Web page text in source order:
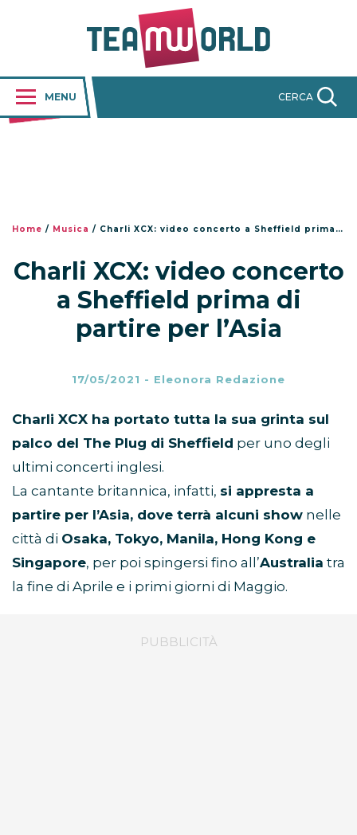
MENU CERCA
Home / Musica / Charli XCX: video concerto a Sheffield prima di partire per l’Asia
Charli XCX: video concerto
a Sheffield prima di
partire per l’Asia
17/05/2021 - Eleonora Redazione
Charli XCX ha portato tutta la sua grinta sul
palco del The Plug di Sheffield per uno degli
ultimi concerti inglesi.
La cantante britannica, infatti, si appresta a
partire per l’Asia, dove terrà alcuni show nelle
città di Osaka, Tokyo, Manila, Hong Kong e
Singapore, per poi spingersi fino all’Australia tra
la fine di Aprile e i primi giorni di Maggio.